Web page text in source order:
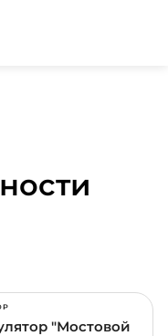
"Мостовой